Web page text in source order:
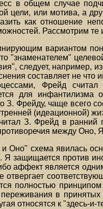
в общем случае
цели, или мотива, а
как отношение
Рассмотрим те
вариантом
"знаменателем"
следует, например,
составляет не что
Фрейд считал
для
З. Фрейду, чаще всего
(идеационной)
З. Фрейд в ранний
между
Оно" схема явилась
защищается против
аффект является
отвергает
полностью
в
относятся к "здесь-